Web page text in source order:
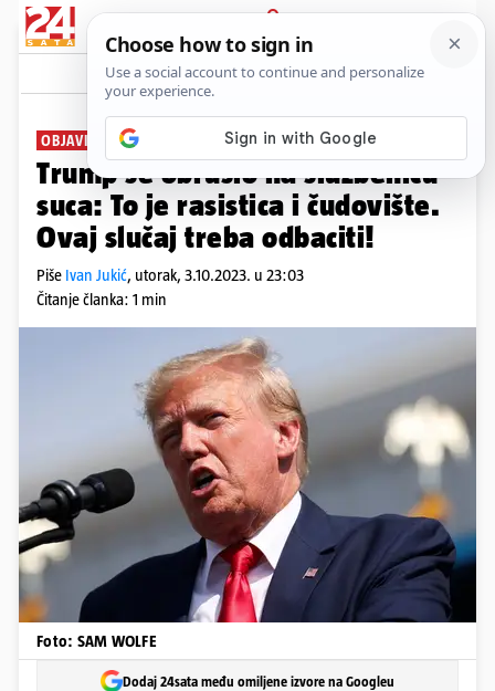
PRIJAVA
News Komentari
OBJAVIO I POVEZNICU
Trump se obrušio na službenicu
suca: To je rasistica i čudovište.
Ovaj slučaj treba odbaciti!
Piše Ivan Jukić, utorak, 3.10.2023. u 23:03
Čitanje članka: 1 min
Foto: SAM WOLFE
Dodaj 24sata među omiljene izvore na Googleu